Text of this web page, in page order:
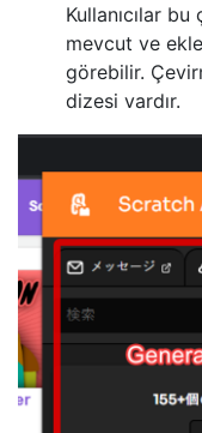
Kullanıcılar
mevcut ve
görebilir.
dizesi vardır.